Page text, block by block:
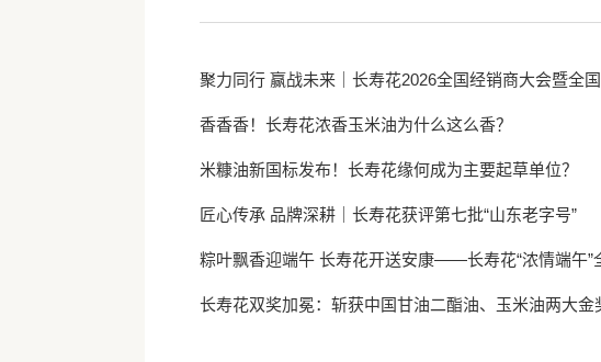
聚力同行 赢战未来｜长寿花2026全国经销商大会暨全
香香香！长寿花浓香玉米油为什么这么香？
米糠油新国标发布！长寿花缘何成为主要起草单位？
匠心传承 品牌深耕｜长寿花获评第七批“山东老字号”
粽叶飘香迎端午 长寿花开送安康——长寿花“浓情端午”
长寿花双奖加冕：斩获中国甘油二酯油、玉米油两大金